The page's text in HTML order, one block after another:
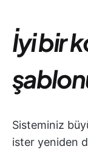
İyi bir
Sisteminiz
ister yeniden